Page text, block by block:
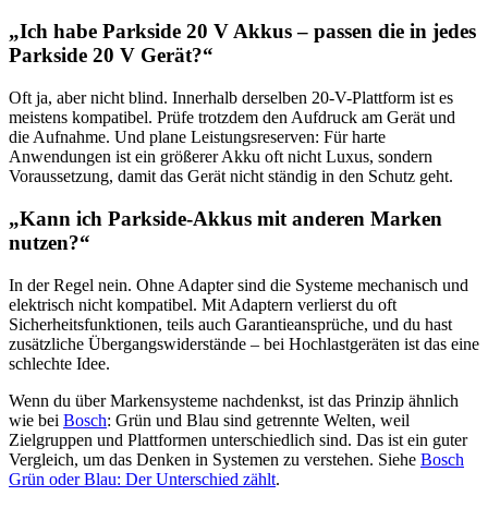
„Ich habe Parkside 20 V Akkus – passen die in jedes
Parkside 20 V Gerät?“
Oft ja, aber nicht blind. Innerhalb derselben 20-V-Plattform ist es
meistens kompatibel. Prüfe trotzdem den Aufdruck am Gerät und
die Aufnahme. Und plane Leistungsreserven: Für harte
Anwendungen ist ein größerer Akku oft nicht Luxus, sondern
Voraussetzung, damit das Gerät nicht ständig in den Schutz geht.
„Kann ich Parkside-Akkus mit anderen Marken
nutzen?“
In der Regel nein. Ohne Adapter sind die Systeme mechanisch und
elektrisch nicht kompatibel. Mit Adaptern verlierst du oft
Sicherheitsfunktionen, teils auch Garantieansprüche, und du hast
zusätzliche Übergangswiderstände – bei Hochlastgeräten ist das eine
schlechte Idee.
Wenn du über Markensysteme nachdenkst, ist das Prinzip ähnlich
wie bei Bosch: Grün und Blau sind getrennte Welten, weil
Zielgruppen und Plattformen unterschiedlich sind. Das ist ein guter
Vergleich, um das Denken in Systemen zu verstehen. Siehe Bosch
Grün oder Blau: Der Unterschied zählt.